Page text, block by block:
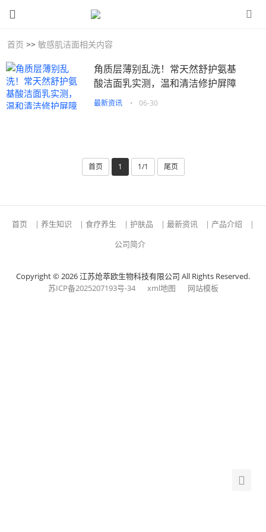
首页 >> 敏感肌洁面相关内容
角质层薄别乱洗！常天然舒护氨基
酸洁面乳实测，温和清洁修护屏障
最新资讯 • 06-30
首页 1 1/1 尾页
首页 | 养生知识 | 食疗养生 | 护肤品 | 最新资讯 | 产品介绍
|
公司简介
Copyright © 2026 江苏炝萃欧生物科技有限公司 All Rights Reserved.
苏ICP备2025207193号-34
xml地图 网站模板